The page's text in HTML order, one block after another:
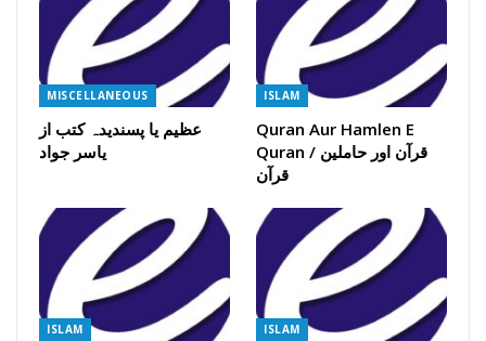
MISCELLANEOUS
عظیم یا پسندیدہ کتب از
یاسر جواد
ISLAM
Quran Aur Hamlen E
Quran / قرآن اور حاملین
قرآن
ISLAM ISLAM